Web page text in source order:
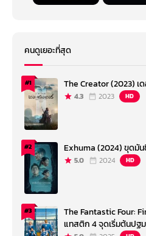
คนดูเยอะที่สุด
#1 The Creator (2023) เ
4.3 2023 HD
#2 Exhuma (2024) ขุดมั
5.0 2024 HD
#3
The Fantastic Four:
แทสติก 4 จุดเริ่มต้นปฐ